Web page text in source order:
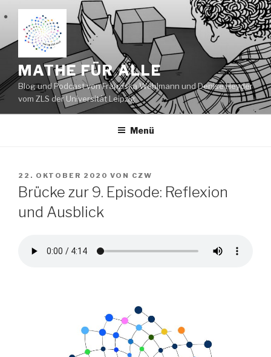
Inhalt
springen
MATHE FÜR ALLE
Blog und Podcast von Franziska Wehlmann und Denise Heyder
vom ZLS der Universität Leipzig
Menü
VERÖFFENTLICHT
AM
22. OKTOBER 2020 VON CZW
Brücke zur 9. Episode: Reflexion
und Ausblick